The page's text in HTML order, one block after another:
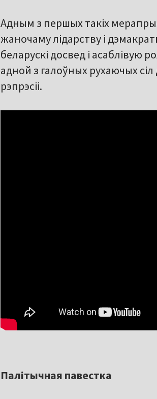
Адным з першых такіх
жаночаму лідарству і
беларускі досвед і асаблівую
адной з галоўных рухаючых
рэпрэсіі.
Палітычная павестка